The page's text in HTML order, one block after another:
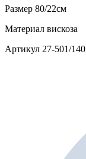
Размер 80/22см
Материал вискоза
Артикул 27-501/140